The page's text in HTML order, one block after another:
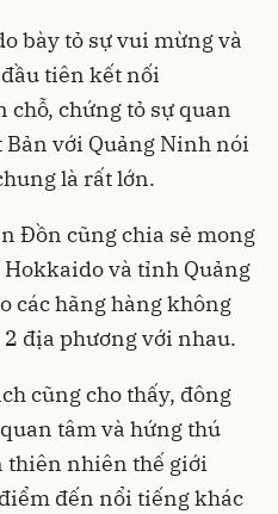
bày tỏ sự vui mừng và
tiên kết nối
chứng tỏ sự quan
với Quảng Ninh nói
là rất lớn.
Đồn cũng chia sẻ mong
và tỉnh Quảng
các hãng hàng không
địa phương với nhau.
cũng cho thấy, đông
tâm và hứng thú
thiên nhiên thế giới
đến nổi tiếng khác